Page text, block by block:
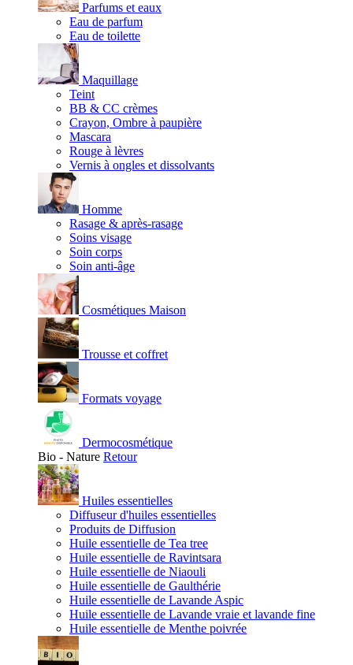
Parfums et eaux
Eau de parfum
Eau de toilette
Maquillage
Teint
BB & CC crèmes
Crayon, Ombre à paupière
Mascara
Rouge à lèvres
Vernis à ongles et dissolvants
Homme
Rasage & après-rasage
Soins visage
Soin corps
Soin anti-âge
Cosmétiques Maison
Trousse et coffret
Formats voyage
Dermocosmétique
Bio - Nature Retour
Huiles essentielles
Diffuseur d'huiles essentielles
Produits de Diffusion
Huile essentielle de Tea tree
Huile essentielle de Ravintsara
Huile essentielle de Niaouli
Huile essentielle de Gaulthérie
Huile essentielle de Lavande Aspic
Huile essentielle de Lavande vraie et lavande fine
Huile essentielle de Menthe poivrée